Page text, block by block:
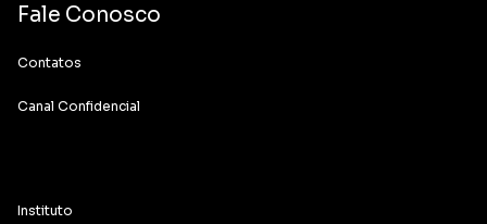
Fale Conosco
Contatos
Canal Confidencial
Instituto